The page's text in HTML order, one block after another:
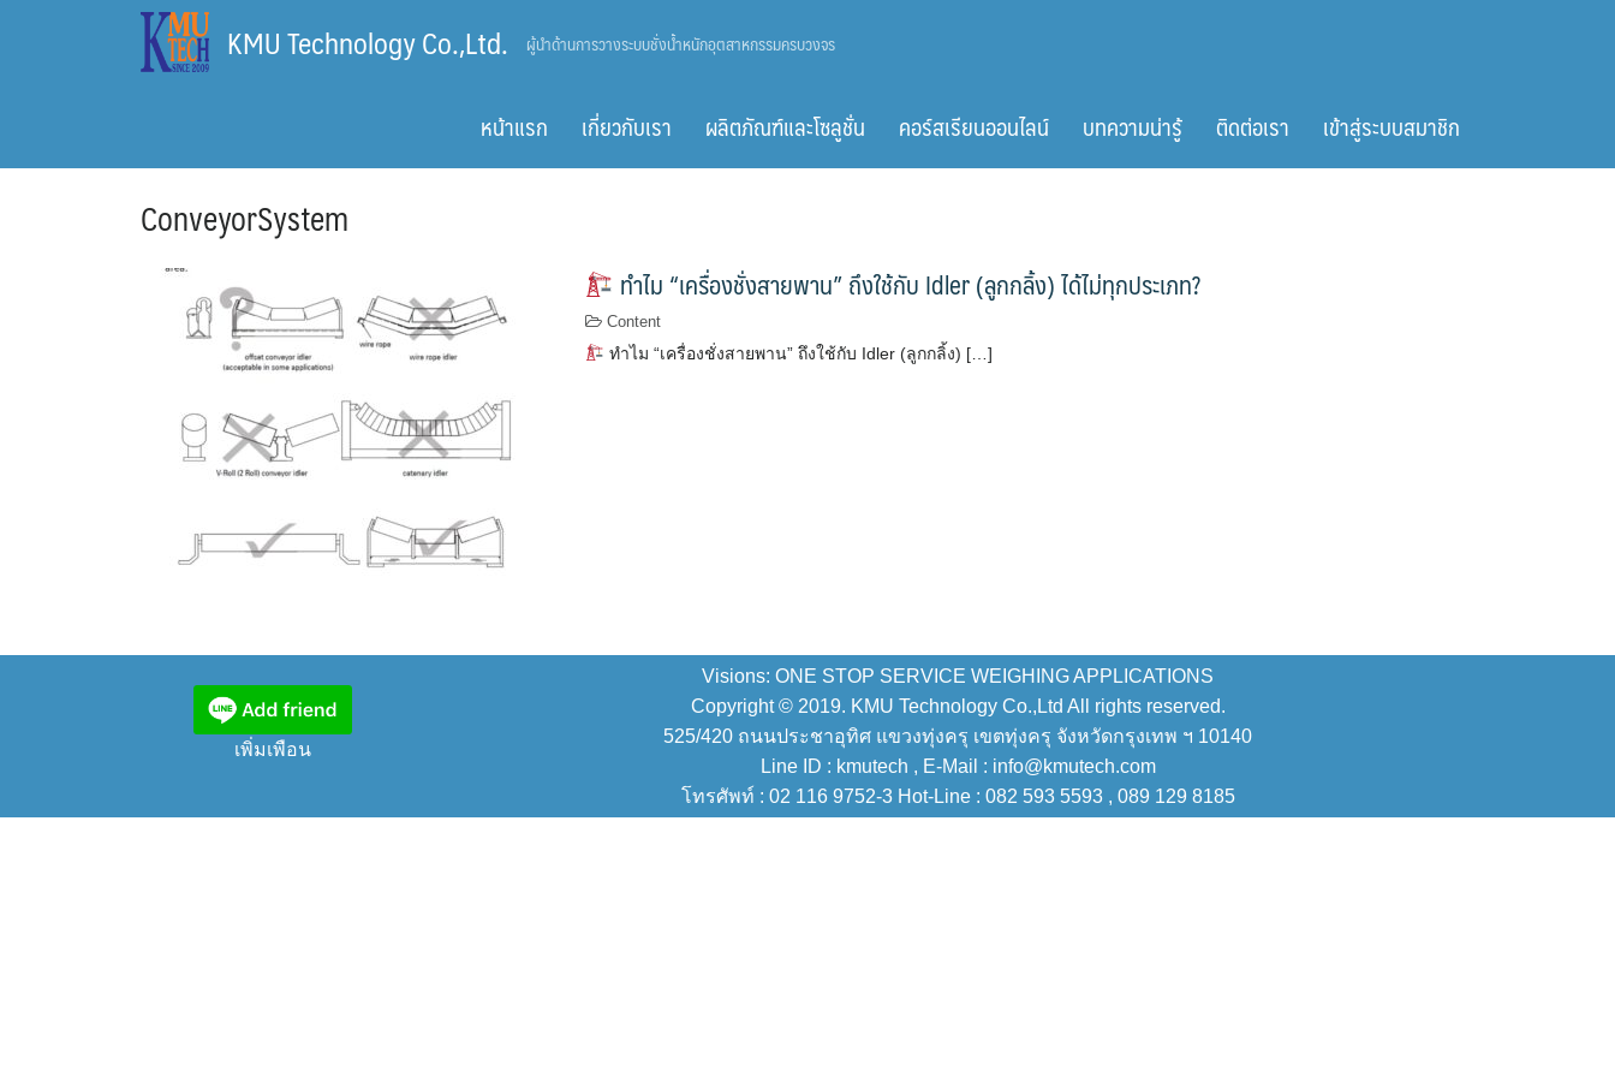
KMU Technology Co.,Ltd. ผู้นำด้านการวางระบบชั่งน้ำหนักอุตสาหกรรมครบวงจร
หน้าแรก เกี่ยวกับเรา ผลิตภัณฑ์และโซลูชั่น คอร์สเรียนออนไลน์ บทความน่ารู้ ติดต่อเรา เข้าสู่ระบบสมาชิก
ConveyorSystem
ทำไม “เครื่องชั่งสายพาน” ถึงใช้กับ Idler (ลูกกลิ้ง) ได้ไม่ทุกประเภท?
Content
ทำไม “เครื่องชั่งสายพาน” ถึงใช้กับ Idler (ลูกกลิ้ง) […]
เพิ่มเพือน
Visions: ONE STOP SERVICE WEIGHING APPLICATIONS
Copyright © 2019. KMU Technology Co.,Ltd All rights reserved.
525/420 ถนนประชาอุทิศ แขวงทุ่งครุ เขตทุ่งครุ จังหวัดกรุงเทพ ฯ 10140
Line ID : kmutech , E-Mail : info@kmutech.com
โทรศัพท์ : 02 116 9752-3 Hot-Line : 082 593 5593 , 089 129 8185